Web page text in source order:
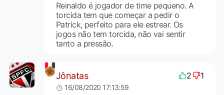
Reinaldo é jogador de time pequeno. A
torcida tem que começar a pedir o
Patrick, perfeito para ele estrear. Os
jogos não tem torcida, não vai sentir
tanto a pressão.
Jônatas 2 1
16/08/2020 17:13:59